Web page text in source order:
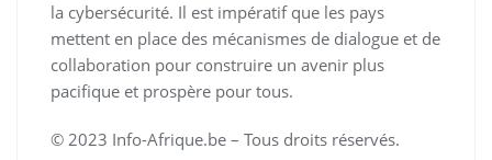
la cybersécurité. Il est impératif que les pays
mettent en place des mécanismes de dialogue et de
collaboration pour construire un avenir plus
pacifique et prospère pour tous.
© 2023 Info-Afrique.be – Tous droits réservés.